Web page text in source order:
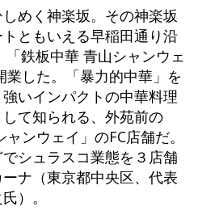
めく神楽坂。その神楽坂
ともいえる早稲田通り沿
「鉄板中華 青山シャンウェ
業した。「暴力的中華」を
いインパクトの中華料理
て知られる、外苑前の
ャンウェイ」のFC店舗だ。
シュラスコ業態を３店舗
ナ（東京都中央区、代表
）。